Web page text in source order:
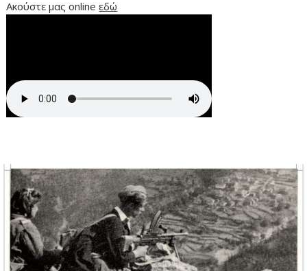
Ακούστε μας onlineεδώ